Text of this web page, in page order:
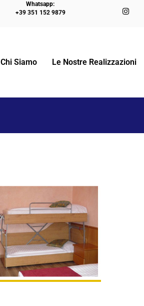
Whatsapp:
+39 351 152 9879
Chi Siamo Le Nostre Realizzazioni